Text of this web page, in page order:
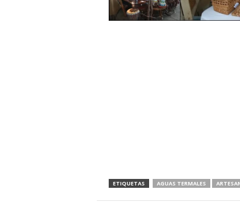
ETIQUETAS AGUAS TERMALES